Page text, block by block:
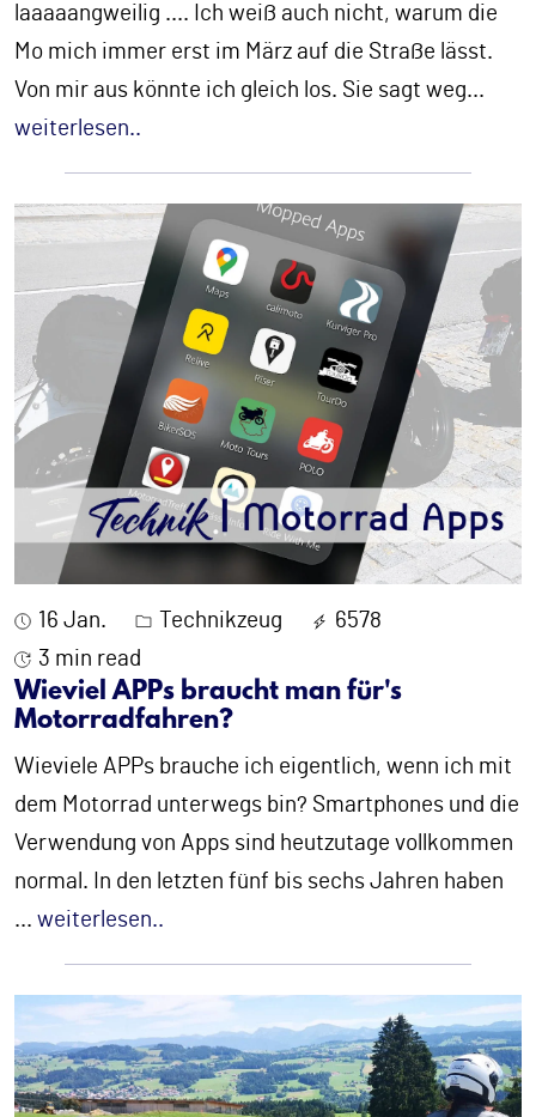
laaaaangweilig .... Ich weiß auch nicht, warum die
Mo mich immer erst im März auf die Straße lässt.
Von mir aus könnte ich gleich los. Sie sagt weg...
weiterlesen..
16 Jan. Technikzeug
6578
3 min read
Wieviel APPs braucht man für's
Motorradfahren?
Wieviele APPs brauche ich eigentlich, wenn ich mit
dem Motorrad unterwegs bin? Smartphones und die
Verwendung von Apps sind heutzutage vollkommen
normal. In den letzten fünf bis sechs Jahren haben
... weiterlesen..